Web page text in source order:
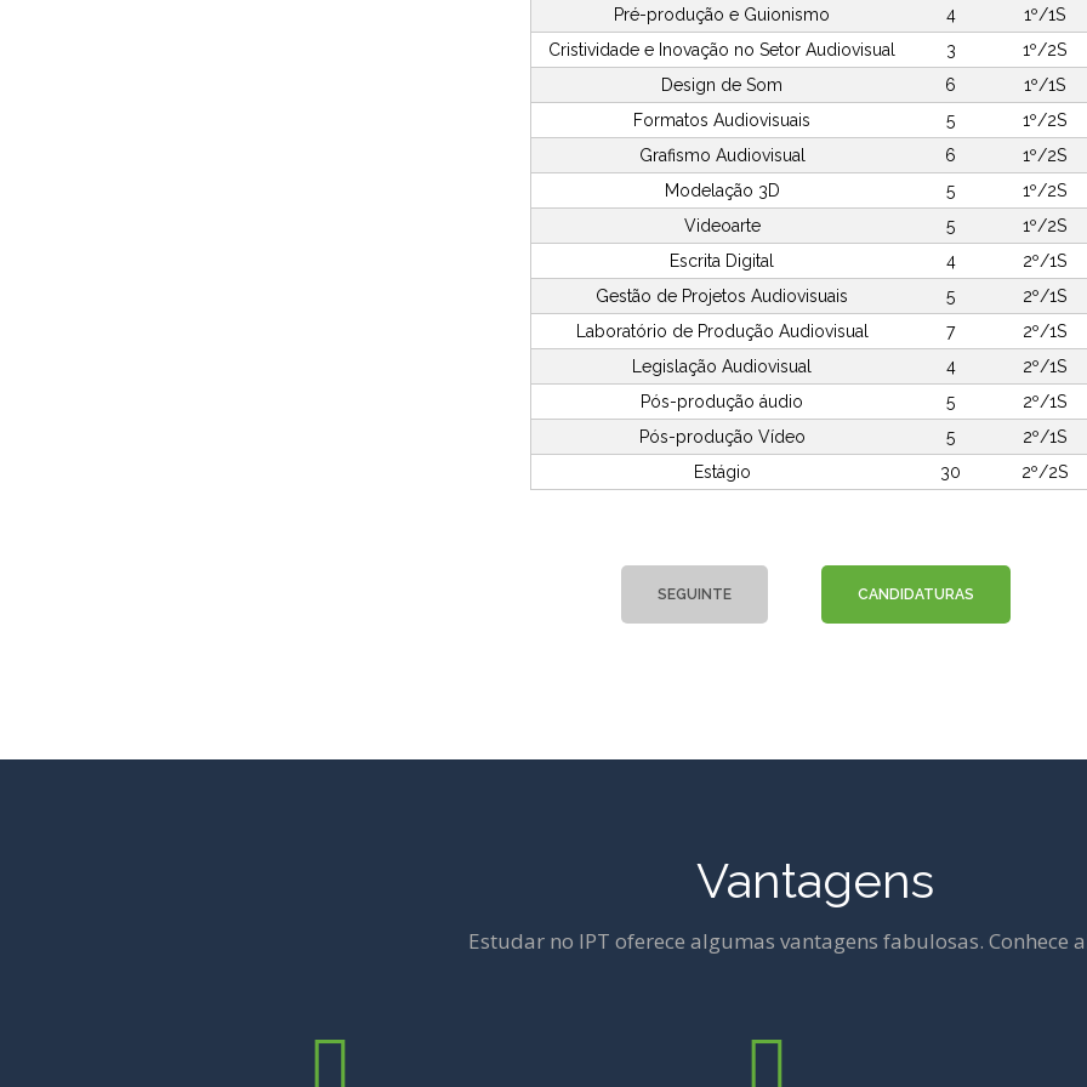
Pré-produção e Guionismo
4
1º/1S
Cristividade e Inovação no Setor Audiovisual
3
1º/2S
Design de Som
6
1º/1S
Formatos Audiovisuais
5
1º/2S
Grafismo Audiovisual
6
1º/2S
Modelação 3D
5
1º/2S
Videoarte
5
1º/2S
Escrita Digital
4
2º/1S
Gestão de Projetos Audiovisuais
5
2º/1S
Laboratório de Produção Audiovisual
7
2º/1S
Legislação Audiovisual
4
2º/1S
Pós-produção áudio
5
2º/1S
Pós-produção Vídeo
5
2º/1S
Estágio
30 2º/2S
SEGUINTE CANDIDATURAS
Vantagens
Estudar no IPT oferece algumas vantagens fabulosas. Conhece